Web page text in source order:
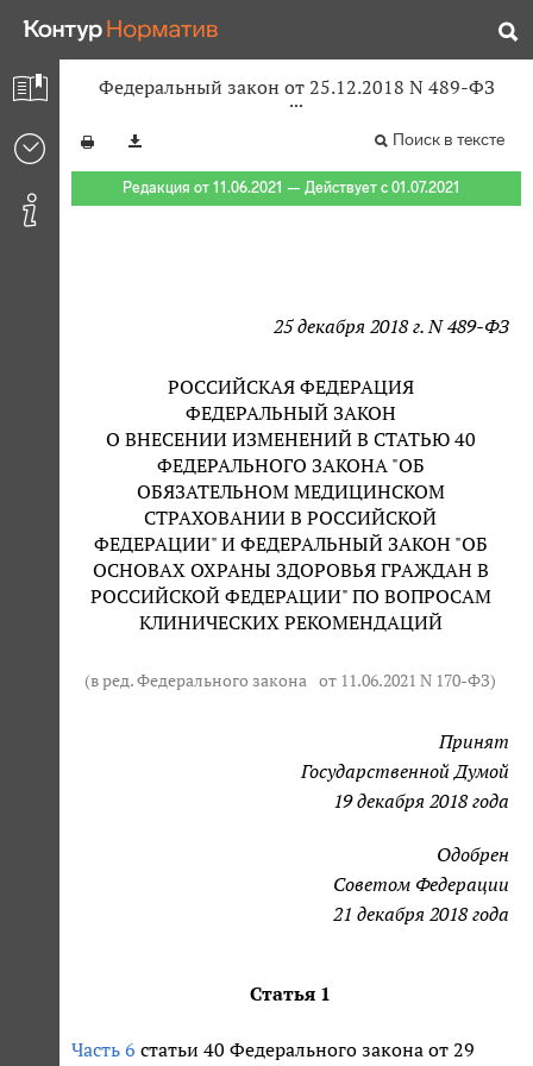
Федеральный закон от 25.12.2018 N 489-ФЗ
Поиск в тексте
Редакция от 11.06.2021 — Действует с 01.07.2021
25 декабря 2018 г. N 489-ФЗ
РОССИЙСКАЯ ФЕДЕРАЦИЯ
ФЕДЕРАЛЬНЫЙ ЗАКОН
О ВНЕСЕНИИ ИЗМЕНЕНИЙ В СТАТЬЮ 40
ФЕДЕРАЛЬНОГО ЗАКОНА "ОБ
ОБЯЗАТЕЛЬНОМ МЕДИЦИНСКОМ
СТРАХОВАНИИ В РОССИЙСКОЙ
ФЕДЕРАЦИИ" И ФЕДЕРАЛЬНЫЙ ЗАКОН "ОБ
ОСНОВАХ ОХРАНЫ ЗДОРОВЬЯ ГРАЖДАН В
РОССИЙСКОЙ ФЕДЕРАЦИИ" ПО ВОПРОСАМ
КЛИНИЧЕСКИХ РЕКОМЕНДАЦИЙ
(в ред. Федерального закона от 11.06.2021 N 170-ФЗ)
Принят
Государственной Думой
19 декабря 2018 года
Одобрен
Советом Федерации
21 декабря 2018 года
Статья 1
Часть 6 статьи 40 Федерального закона от 29